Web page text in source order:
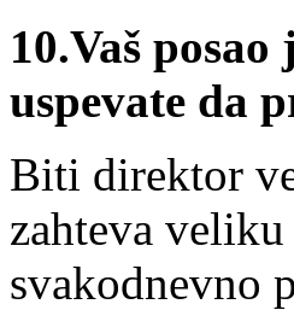
10.Vaš
uspevate da
Biti direktor
zahteva
svakodnevno